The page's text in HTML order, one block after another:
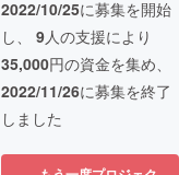
2022/10/25に募集を開始
し、 9人の支援により
35,000円の資金を集め、
2022/11/26に募集を終了
しました